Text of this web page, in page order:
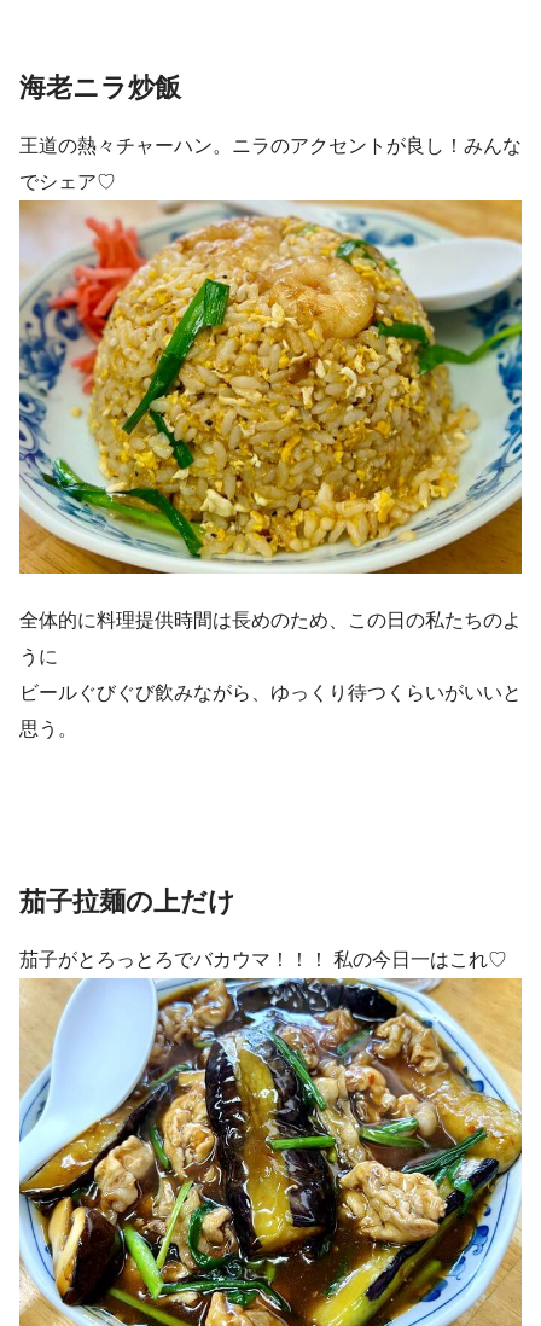
海老ニラ炒飯
王道の熱々チャーハン。ニラのアクセントが良し！みんな
でシェア♡
全体的に料理提供時間は長めのため、この日の私たちのよ
うに
ビールぐびぐび飲みながら、ゆっくり待つくらいがいいと
思う。
茄子拉麺の上だけ
茄子がとろっとろでバカウマ！！！ 私の今日一はこれ♡